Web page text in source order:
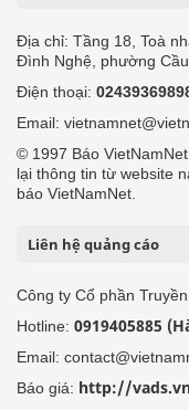
Địa chỉ: Tầng 18, Toà
Đình Nghệ, phường Cầu
Điện thoại:
Email:
© 1997 Báo
lại thông tin từ website
báo VietNamNet.
Liên hệ quảng cáo
Công ty Cổ phần
Hotline: 0919405885
Email:
Báo giá: http://